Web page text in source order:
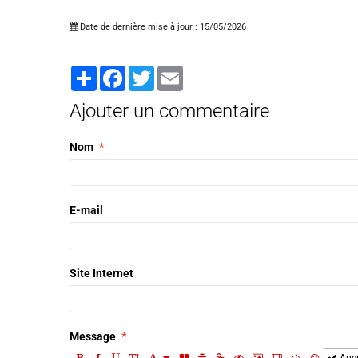
Date de dernière mise à jour : 15/05/2026
PartagerFacebook
Twitter
Ajouter un commentaire
Nom
E-mail
Site Internet
Message